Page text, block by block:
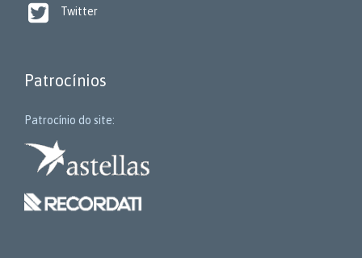
 Twitter
Patrocínios
Patrocínio do site: